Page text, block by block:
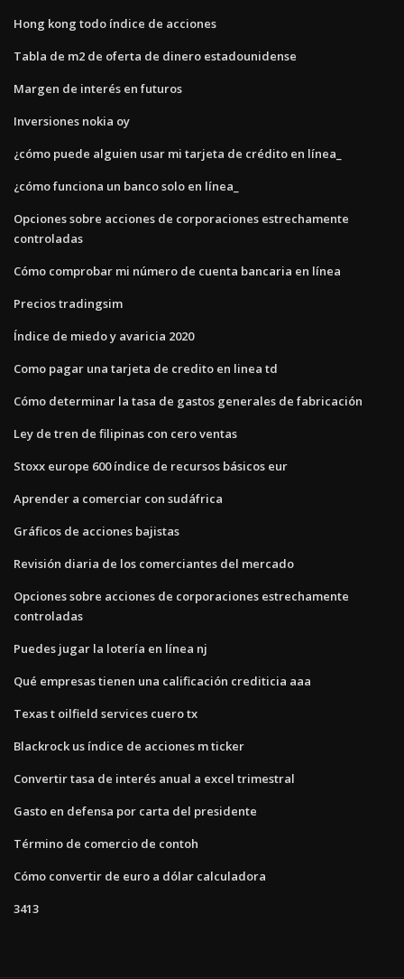
Hong kong todo índice de acciones
Tabla de m2 de oferta de dinero estadounidense
Margen de interés en futuros
Inversiones nokia oy
¿cómo puede alguien usar mi tarjeta de crédito en línea_
¿cómo funciona un banco solo en línea_
Opciones sobre acciones de corporaciones estrechamente
controladas
Cómo comprobar mi número de cuenta bancaria en línea
Precios tradingsim
Índice de miedo y avaricia 2020
Como pagar una tarjeta de credito en linea td
Cómo determinar la tasa de gastos generales de fabricación
Ley de tren de filipinas con cero ventas
Stoxx europe 600 índice de recursos básicos eur
Aprender a comerciar con sudáfrica
Gráficos de acciones bajistas
Revisión diaria de los comerciantes del mercado
Opciones sobre acciones de corporaciones estrechamente
controladas
Puedes jugar la lotería en línea nj
Qué empresas tienen una calificación crediticia aaa
Texas t oilfield services cuero tx
Blackrock us índice de acciones m ticker
Convertir tasa de interés anual a excel trimestral
Gasto en defensa por carta del presidente
Término de comercio de contoh
Cómo convertir de euro a dólar calculadora
3413